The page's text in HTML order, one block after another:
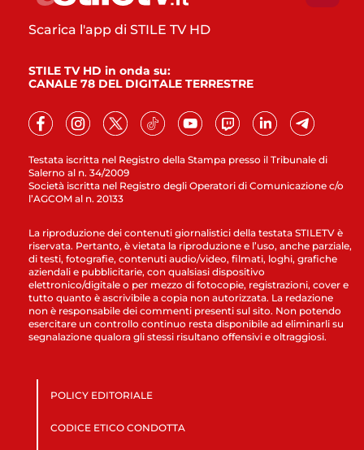
Testata iscritta nel Registro della Stampa presso il Tribunale di
Salerno al n. 34/2009
Società iscritta nel Registro degli Operatori di Comunicazione c/o
l’AGCOM al n. 20133
Scarica l'app di STILE TV HD
STILE TV HD in onda su:
CANALE 78 DEL DIGITALE TERRESTRE
La riproduzione dei contenuti giornalistici della testata STILETV è
riservata. Pertanto, è vietata la riproduzione e l’uso, anche parziale,
di testi, fotografie, contenuti audio/video, filmati, loghi, grafiche
aziendali e pubblicitarie, con qualsiasi dispositivo
elettronico/digitale o per mezzo di fotocopie, registrazioni, cover e
tutto quanto è ascrivibile a copia non autorizzata. La redazione
non è responsabile dei commenti presenti sul sito. Non potendo
esercitare un controllo continuo resta disponibile ad eliminarli su
segnalazione qualora gli stessi risultano offensivi e oltraggiosi.
POLICY EDITORIALE
CODICE ETICO CONDOTTA